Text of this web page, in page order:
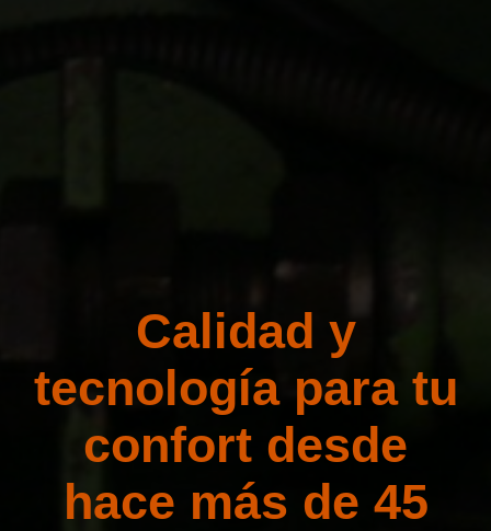
Calidad y
tecnología para tu
confort desde
hace más de 45